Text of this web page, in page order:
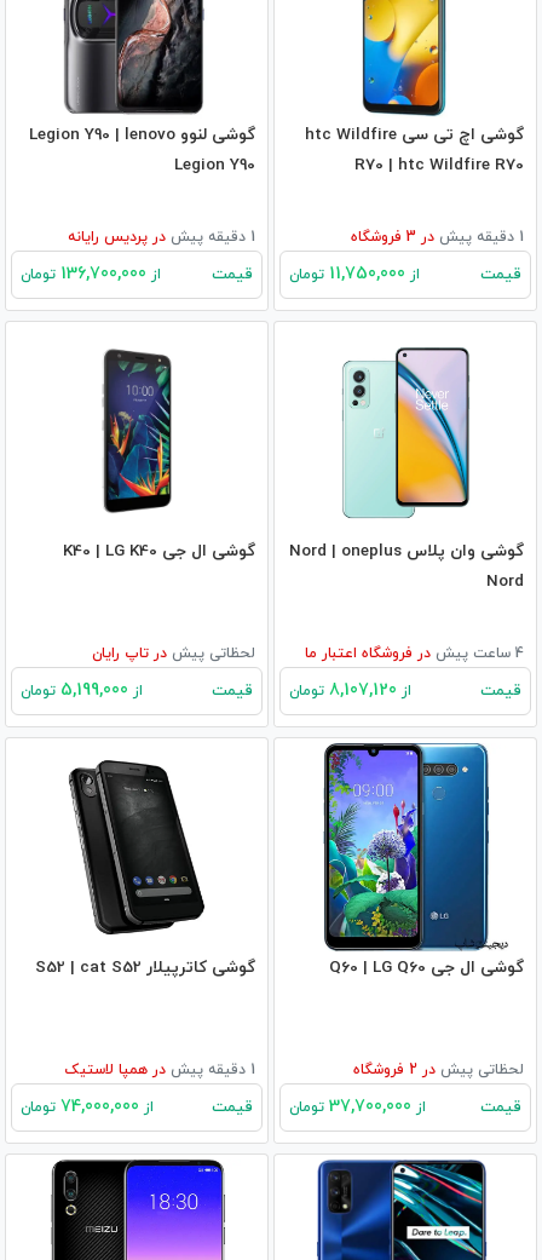
گوشی اچ تی سی htc Wildfire
R70 | htc Wildfire R70
1 دقیقه پیش در فروشگاه
قیمت از تومان
گوشی لنوو Legion Y90 | lenovo
Legion Y90
1 دقیقه پیش در پردیس رایانه
قیمت از تومان
گوشی وان پلاس Nord | oneplus
Nord
4 ساعت پیش در فروشگاه اعتبار ما
قیمت از تومان
گوشی ال جی K40 | LG K40
لحظاتی پیش در تاپ رایان
قیمت از تومان
گوشی ال جی Q60 | LG Q60
لحظاتی پیش در فروشگاه
قیمت از تومان
گوشی کاترپیلار S52 | cat S52
1 دقیقه پیش در همپا لاستیک
قیمت از تومان